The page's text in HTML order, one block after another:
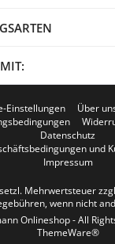
Einstellungen Über
Datenschutz
und
Impressum
Mehrwertsteuer
wenn nicht
Onlineshop - All
ThemeWare®